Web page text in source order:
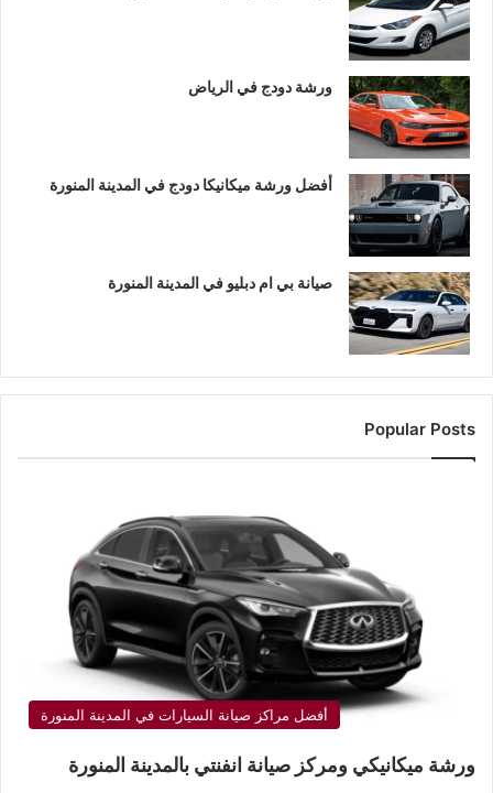
ورشة دودج في الرياض
أفضل ورشة ميكانيكا دودج في المدينة المنورة
صيانة بي ام دبليو في المدينة المنورة
Popular Posts
أفضل مراكز صيانة السيارات في المدينة المنورة
ورشة ميكانيكي ومركز صيانة انفنتي بالمدينة المنورة